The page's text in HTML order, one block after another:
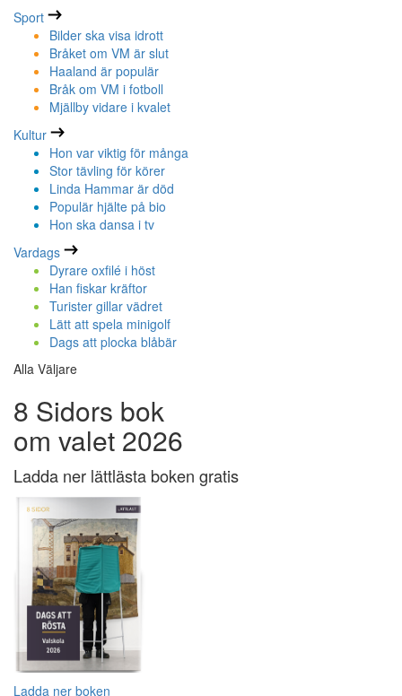
Sport
Bilder ska visa idrott
Bråket om VM är slut
Haaland är populär
Bråk om VM i fotboll
Mjällby vidare i kvalet
Kultur
Hon var viktig för många
Stor tävling för körer
Linda Hammar är död
Populär hjälte på bio
Hon ska dansa i tv
Vardags
Dyrare oxfilé i höst
Han fiskar kräftor
Turister gillar vädret
Lätt att spela minigolf
Dags att plocka blåbär
Alla Väljare
8 Sidors bok
om valet 2026
Ladda ner lättlästa boken gratis
Ladda ner boken